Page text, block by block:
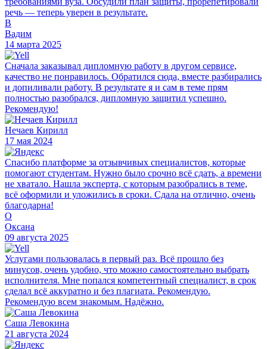
речь — теперь уверен в результате.
В
Вадим
14 марта 2025
Сначала заказывал дипломную работу в другом сервисе,
качество не понравилось. Обратился сюда, вместе разбирались
и допиливали работу. В результате я и сам в теме прям
полностью разобрался, дипломную защитил успешно.
Рекомендую!
Нечаев Кирилл
17 мая 2024
Спасибо платформе за отзывчивых специалистов, которые
помогают студентам. Нужно было срочно всё сдать, а времени
не хватало. Нашла эксперта, с которым разобрались в теме,
всё оформили и уложились в сроки. Сдала на отлично, очень
благодарна!
О
Оксана
09 августа 2025
Услугами пользовалась в первый раз. Всё прошло без
минусов, очень удобно, что можно самостоятельно выбрать
исполнителя. Мне попался компетентный специалист, в срок
сделал всё аккуратно и без плагиата. Рекомендую.
Рекомендую всем знакомым. Надёжно.
Саша Левокина
21 августа 2024